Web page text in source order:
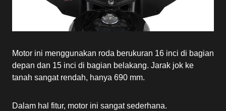
Motor ini menggunakan roda berukuran 16 inci di bagian
depan dan 15 inci di bagian belakang. Jarak jok ke
tanah sangat rendah, hanya 690 mm.
Dalam hal fitur, motor ini sangat sederhana.